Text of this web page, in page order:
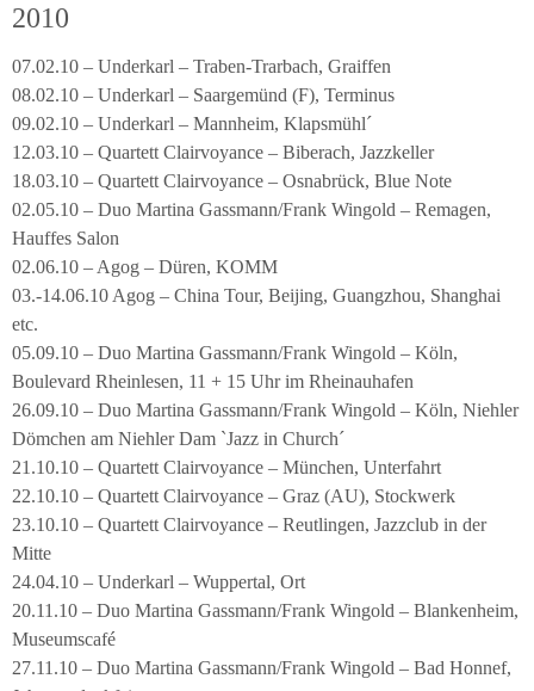
2010
07.02.10 – Underkarl – Traben-Trarbach, Graiffen
08.02.10 – Underkarl – Saargemünd (F), Terminus
09.02.10 – Underkarl – Mannheim, Klapsmühl´
12.03.10 – Quartett Clairvoyance – Biberach, Jazzkeller
18.03.10 – Quartett Clairvoyance – Osnabrück, Blue Note
02.05.10 – Duo Martina Gassmann/Frank Wingold – Remagen,
Hauffes Salon
02.06.10 – Agog – Düren, KOMM
03.-14.06.10 Agog – China Tour, Beijing, Guangzhou, Shanghai
etc.
05.09.10 – Duo Martina Gassmann/Frank Wingold – Köln,
Boulevard Rheinlesen, 11 + 15 Uhr im Rheinauhafen
26.09.10 – Duo Martina Gassmann/Frank Wingold – Köln, Niehler
Dömchen am Niehler Dam `Jazz in Church´
21.10.10 – Quartett Clairvoyance – München, Unterfahrt
22.10.10 – Quartett Clairvoyance – Graz (AU), Stockwerk
23.10.10 – Quartett Clairvoyance – Reutlingen, Jazzclub in der
Mitte
24.04.10 – Underkarl – Wuppertal, Ort
20.11.10 – Duo Martina Gassmann/Frank Wingold – Blankenheim,
Museumscafé
27.11.10 – Duo Martina Gassmann/Frank Wingold – Bad Honnef,